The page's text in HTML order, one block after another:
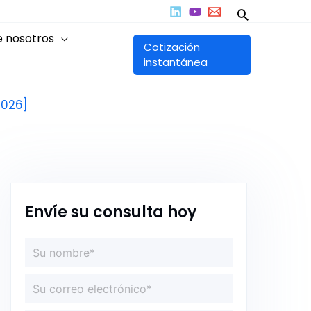
Buscar
nosotros
Cotización
instantánea
Envíe su consulta hoy